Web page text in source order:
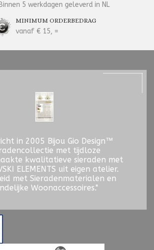
Binnen 5 werkdagen geleverd in NL
MINIMUM ORDERBEDRAG
vanaf € 15, =
in 2005 Bijou Gio Design™
met tijdloze
kwalitatieve sieraden met
ELEMENTS uit eigen atelier.
met Sieradenmaterialen en
Woonaccessoires."